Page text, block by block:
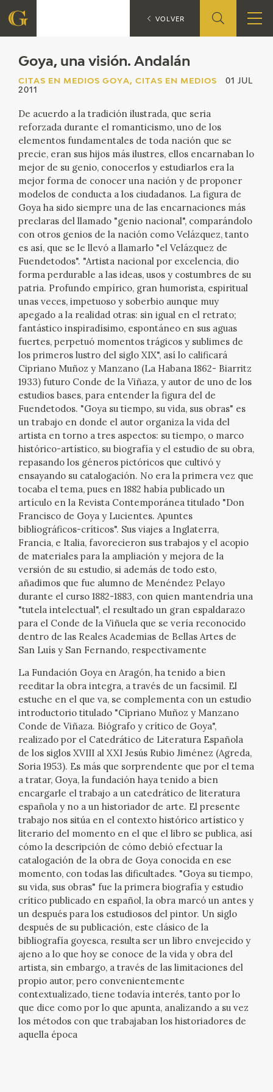
FUNDACIÓN
QUIENES SOMOS
CENTRO DE INVESTIGACIÓN Y DOCUMENTACIÓN
ACCIÓN CORPORATIVA
SEDE
CONTACTO
PROGRAMACIÓN
EXPOSICIONES
ACTUALIDAD
SALA DE PRENSA
BLOG CUADERNO ITALIANO
FRANCISCO DE GOYA
BIOGRAFÍA
CRONOLOGÍA
EL VIAJE DE GOYA
CATÁLOGO
GOYA EN EL MUNDO
GOYA EN ARAGÓN
PREMIO ARAGÓN GOYA
EDICIONES
PUBLICACIONES
TIENDA
TIENDA ONLINE
EDUCA
CEDEA
RECURSOS EDUCATIVOS
FICHAS ARASAAC
Goya, una visión. Andalán
CITAS EN MEDIOS GOYA, CITAS EN MEDIOS
01 JUL
2011
De acuerdo a la tradición ilustrada, que seria
reforzada durante el romanticismo, uno de los
elementos fundamentales de toda nación que se
precie, eran sus hijos más ilustres, ellos encarnaban lo
mejor de su genio, conocerlos y estudiarlos era la
mejor forma de conocer una nación y de proponer
modelos de conducta a los ciudadanos. La figura de
Goya ha sido siempre una de las encarnaciones más
preclaras del llamado "genio nacional", comparándolo
con otros genios de la nación como Velázquez, tanto
es así, que se le llevó a llamarlo "el Velázquez de
Fuendetodos". "Artista nacional por excelencia, dio
forma perdurable a las ideas, usos y costumbres de su
patria. Profundo empírico, gran humorista, espiritual
unas veces, impetuoso y soberbio aunque muy
apegado a la realidad otras: sin igual en el retrato;
fantástico inspiradísimo, espontáneo en sus aguas
fuertes, perpetuó momentos trágicos y sublimes de
los primeros lustro del siglo XIX", así lo calificará
Cipriano Muñoz y Manzano (La Habana 1862- Biarritz
1933) futuro Conde de la Viñaza, y autor de uno de los
estudios bases, para entender la figura del de
Fuendetodos. "Goya su tiempo, su vida, sus obras" es
un trabajo en donde el autor organiza la vida del
artista en torno a tres aspectos: su tiempo, o marco
histórico-artístico, su biografía y el estudio de su obra,
repasando los géneros pictóricos que cultivó y
ensayando su catalogación. No era la primera vez que
tocaba el tema, pues en 1882 había publicado un
artículo en la Revista Contemporánea titulado "Don
Francisco de Goya y Lucientes. Apuntes
bibliográficos-críticos". Sus viajes a Inglaterra,
Francia, e Italia, favorecieron sus trabajos y el acopio
de materiales para la ampliación y mejora de la
versión de su estudio, si además de todo esto,
añadimos que fue alumno de Menéndez Pelayo
durante el curso 1882-1883, con quien mantendría una
"tutela intelectual", el resultado un gran espaldarazo
para el Conde de la Viñuela que se vería reconocido
dentro de las Reales Academias de Bellas Artes de
San Luís y San Fernando, respectivamente
La Fundación Goya en Aragón, ha tenido a bien
reeditar la obra integra, a través de un facsímil. El
estuche en el que va, se complementa con un estudio
introductorio titulado "Cipriano Muñoz y Manzano
Conde de Viñaza. Biógrafo y crítico de Goya",
realizado por el Catedrático de Literatura Española
de los siglos XVIII al XXI Jesús Rubio Jiménez (Agreda,
Soria 1953). Es más que sorprendente que por el tema
a tratar, Goya, la fundación haya tenido a bien
encargarle el trabajo a un catedrático de literatura
española y no a un historiador de arte. El presente
trabajo nos sitúa en el contexto histórico artístico y
literario del momento en el que el libro se publica, así
cómo la descripción de cómo debió efectuar la
catalogación de la obra de Goya conocida en ese
momento, con todas las dificultades. "Goya su tiempo,
su vida, sus obras" fue la primera biografía y estudio
crítico publicado en español, la obra marcó un antes y
un después para los estudiosos del pintor. Un siglo
después de su publicación, este clásico de la
bibliografía goyesca, resulta ser un libro envejecido y
ajeno a lo que hoy se conoce de la vida y obra del
artista, sin embargo, a través de las limitaciones del
propio autor, pero convenientemente
contextualizado, tiene todavía interés, tanto por lo
que dice como por lo que apunta, analizando a su vez
los métodos con que trabajaban los historiadores de
aquella época
CITAS EN MEDIOS GOYA
VOLVER